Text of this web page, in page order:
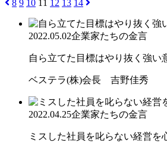
8 9 10 11 12 13 14
2022.05.02企業家たちの金言
自ら立てた目標はやり抜く強い
ベステラ(株)会長 吉野佳秀
2022.04.25企業家たちの金言
ミスした社員を叱らない経営を